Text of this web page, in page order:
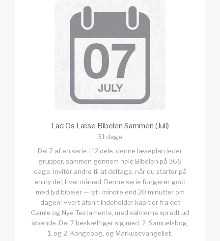
Lad Os Læse Bibelen Sammen (Juli)
31 dage
Del 7 af en serie i 12 dele, denne læseplan leder
grupper, sammen gennem hele Bibelen på 365
dage. Invitér andre til at deltage, når du starter på
en ny del, hver måned. Denne serie fungerer godt
med lyd bibeler — lyt i mindre end 20 minutter om
dagen! Hvert afsnit indeholder kapitler fra det
Gamle og Nye Testamente, med salmerne spredt ud
løbende. Del 7 beskæftiger sig med, 2. Samuelsbog,
1. og 2. Kongebog, og Markusevangeliet.